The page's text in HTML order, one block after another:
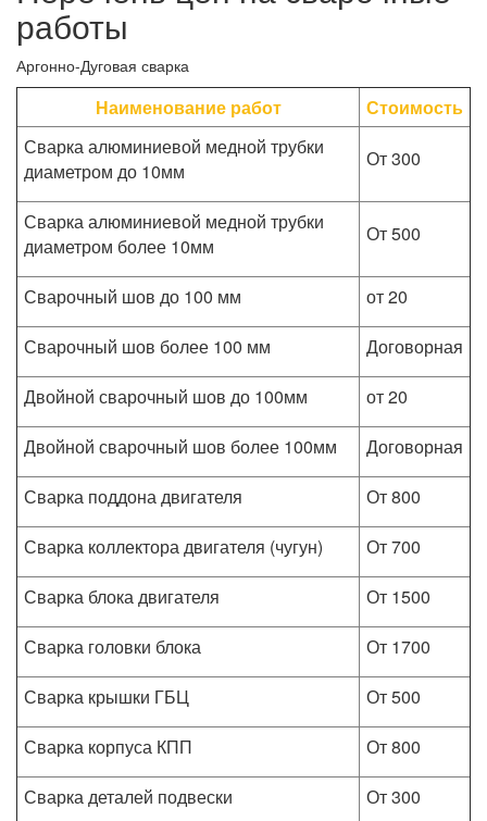
работы
Аргонно-Дуговая сварка
Наименование работ
Стоимость
Сварка алюминиевой медной трубки
диаметром до 10мм
От 300
Сварка алюминиевой медной трубки
диаметром более 10мм
От 500
Сварочный шов до 100 мм
от 20
Сварочный шов более 100 мм
Договорная
Двойной сварочный шов до 100мм
от 20
Двойной сварочный шов более 100мм
Договорная
Сварка поддона двигателя
От 800
Сварка коллектора двигателя (чугун)
От 700
Сварка блока двигателя
От 1500
Сварка головки блока
От 1700
Сварка крышки ГБЦ
От 500
Сварка корпуса КПП
От 800
Сварка деталей подвески
От 300